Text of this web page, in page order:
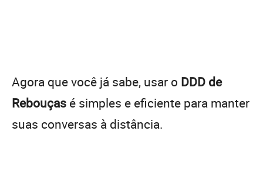
Agora que você já sabe, usar o DDD de
Rebouças é simples e eficiente para manter
suas conversas à distância.